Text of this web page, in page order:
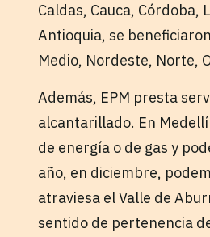
Caldas, Cauca, Córdoba,
Antioquia, se
Medio, Nordeste, Norte,
Además, EPM presta
alcantarillado. En
de energía o de gas y
año, en diciembre,
atraviesa el Valle de
sentido de pertenencia